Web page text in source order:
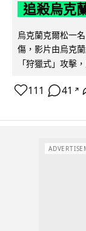
追殺烏克
烏克蘭克爾松一
傷，影片由烏克
「狩獵式」攻擊
111 41 ↗